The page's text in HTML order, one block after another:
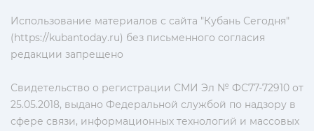
Использование материалов с сайта "Кубань Сегодня"
(https://kubantoday.ru) без письменного согласия
редакции запрещено
Свидетельство о регистрации СМИ Эл № ФС77-72910 от
25.05.2018, выдано Федеральной службой по надзору в
сфере связи, информационных технологий и массовых